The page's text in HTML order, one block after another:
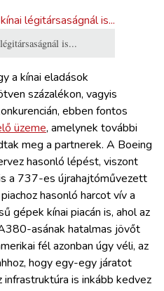
is...
a kínai eladások
százalékon, vagyis
ebben fontos
üzeme, amelynek további
meg a partnerek. A Boeing
hasonló lépést, viszont
a 737-es újrahajtóművezett
hasonló harcot vív a
gépek kínai piacán is, ahol az
asának hatalmas jövőt
fél azonban úgy véli, az
hogy egy-egy járatot
infrastruktúra is inkább kedvez